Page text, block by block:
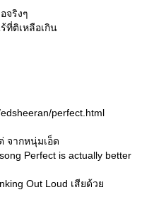
จริงๆ
ที่ติเหลือเกิน
perfect.html
จากหนุ่มเอ็ด
Perfect is actually better
Out Loud เสียด้ว